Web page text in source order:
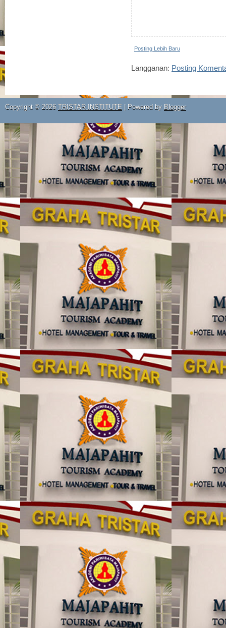
Posting Lebih Baru
Langganan: Posting
Copyright © 2026 TRISTAR INSTITUTE | Powered by Blogger